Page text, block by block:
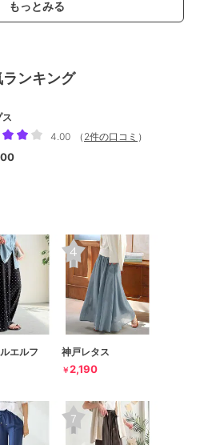
もっとみる
ンキング
ス
4.00
（ 2件の口コミ ）
エルフ 神戸レタス
￥2,190